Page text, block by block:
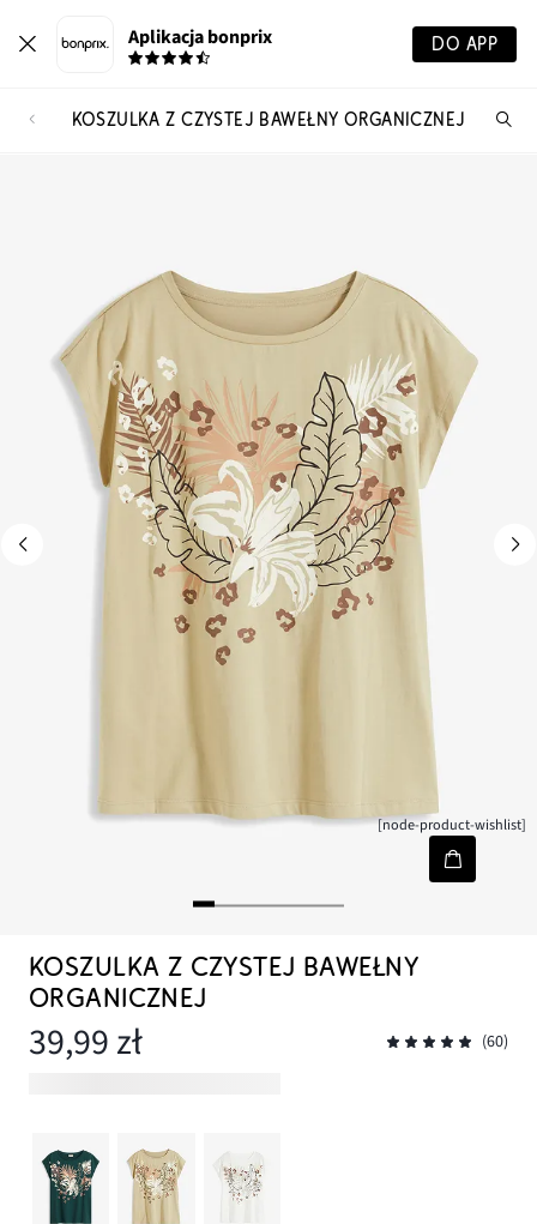
Aplikacja bonprix DO APP
KOSZULKA Z CZYSTEJ BAWEŁNY ORGANICZNEJ
[node-product-wishlist]
KOSZULKA Z CZYSTEJ BAWEŁNY
ORGANICZNEJ
39,99 zł (60)